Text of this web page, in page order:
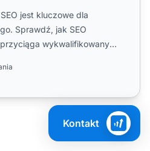
jest kluczowe dla
Sprawdź, jak SEO
wykwalifikowany
Kontakt